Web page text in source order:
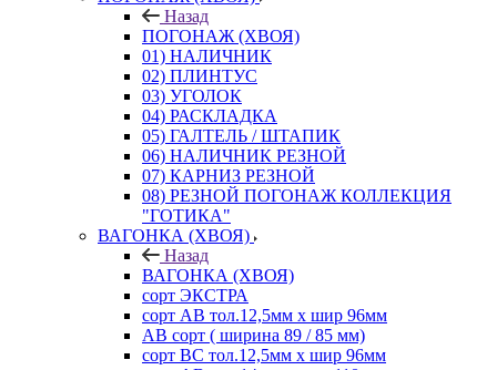
Назад
ПОГОНАЖ (ХВОЯ)
01) НАЛИЧНИК
02) ПЛИНТУС
03) УГОЛОК
04) РАСКЛАДКА
05) ГАЛТЕЛЬ / ШТАПИК
06) НАЛИЧНИК РЕЗНОЙ
07) КАРНИЗ РЕЗНОЙ
08) РЕЗНОЙ ПОГОНАЖ КОЛЛЕКЦИЯ
"ГОТИКА"
ВАГОНКА (ХВОЯ)
Назад
ВАГОНКА (ХВОЯ)
сорт ЭКСТРА
сорт АВ тол.12,5мм х шир 96мм
АВ сорт ( ширина 89 / 85 мм)
сорт ВС тол.12,5мм х шир 96мм